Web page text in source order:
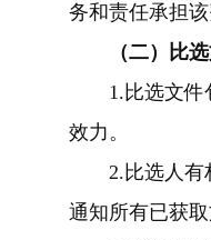
务和责任承担该
（二）比
1. 比选文
效力。
2. 比选人
通知所有已获取